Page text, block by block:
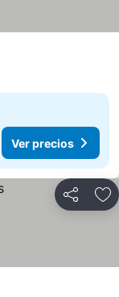
Ver precios
Compartir